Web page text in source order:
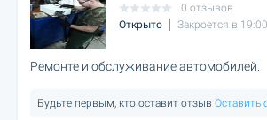
0 отзывов
Открыто
Закроется в 19:00
Ремонте и обслуживание автомобилей.
Будьте первым, кто оставит отзыв Оставить